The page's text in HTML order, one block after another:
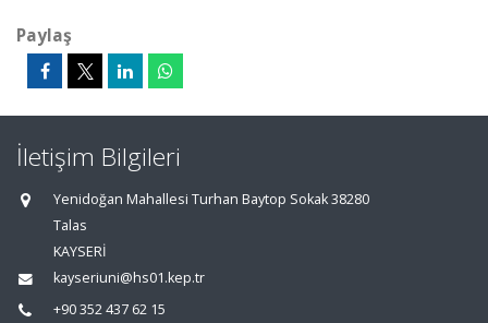
Paylaş
İletişim Bilgileri
Yenidoğan Mahallesi Turhan Baytop Sokak 38280
Talas
KAYSERİ
kayseriuni@hs01.kep.tr
+90 352 437 62 15